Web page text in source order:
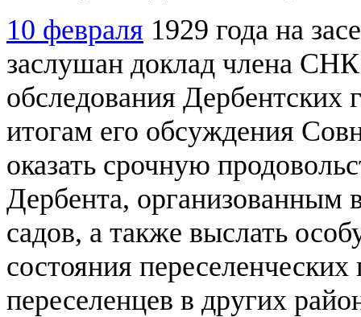
10 февраля 1929 года на
заслушан доклад члена
обследования Дербентских
итогам его обсуждения
оказать срочную
Дербента, организованным
садов, а также выслать
состояния
переселенцев в других